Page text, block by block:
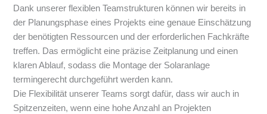
Dank unserer flexiblen Teamstrukturen können wir bereits in
der Planungsphase eines Projekts eine genaue Einschätzung
der benötigten Ressourcen und der erforderlichen Fachkräfte
treffen. Das ermöglicht eine präzise Zeitplanung und einen
klaren Ablauf, sodass die Montage der Solaranlage
termingerecht durchgeführt werden kann.
Die Flexibilität unserer Teams sorgt dafür, dass wir auch in
Spitzenzeiten, wenn eine hohe Anzahl an Projekten